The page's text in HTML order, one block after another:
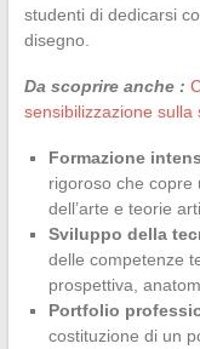
studenti di dedicarsi
disegno.
Da scoprire anche :
sensibilizzazione sulla
Formazione
rigoroso che copre
dell’arte e teorie
Sviluppo della
delle competenze
prospettiva,
Portfolio
costituzione di un